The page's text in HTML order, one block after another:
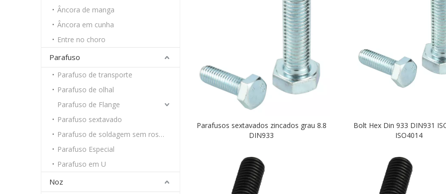
Âncora de manga
Âncora em cunha
Entre no choro
Parafuso
Parafuso de transporte
Parafuso de olhal
Parafuso de Flange
Parafuso sextavado
Parafuso de soldagem sem rosca
Parafuso Especial
Parafuso em U
Noz
Parafusos sextavados zincados grau 8.8
DIN933
Bolt Hex Din 933 DIN931
ISO4014